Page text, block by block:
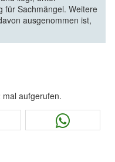
für Sachmängel. Weitere
ausgenommen ist,
aufgerufen.